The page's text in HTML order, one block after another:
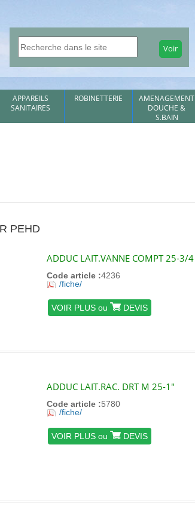
APPAREILS
SANITAIRES
ROBINETTERIE
AMENAGEMENT
DOUCHE &
S.BAIN
PEHD
ADDUC LAIT.VANNE COMPT 25-3/4
Code article :4236
/fiche/
VOIR PLUS ou DEVIS
ADDUC LAIT.RAC. DRT M 25-1"
Code article :5780
/fiche/
VOIR PLUS ou DEVIS